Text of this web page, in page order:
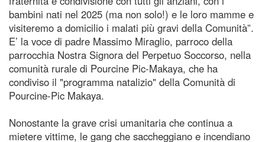
bambini nati nel 2025 (ma non solo!) e le loro mamme e
visiteremo a domicilio i malati più gravi della Comunità”.
E’ la voce di padre Massimo Miraglio, parroco della
parrocchia Nostra Signora del Perpetuo Soccorso, nella
comunità rurale di Pourcine Pic-Makaya, che ha
condiviso il "programma natalizio" della Comunità di
Pourcine-Pic Makaya.
Nonostante la grave crisi umanitaria che continua a
mietere vittime, le gang che saccheggiano e incendiano